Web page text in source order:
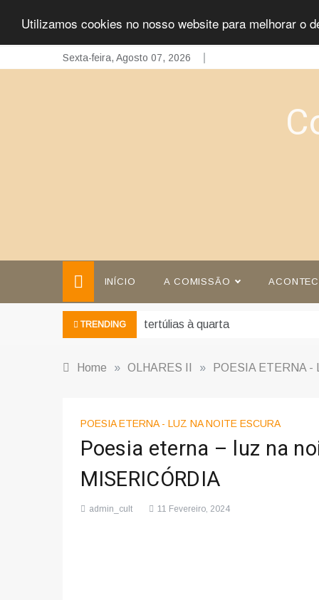
Utilizamos cookies no nosso website para melhorar o
to
Sexta-feira, Agosto 07, 2026
INÍCIO A COMISSÃO
TRENDING tertúlias à quarta
Home » OLHARES II » POESIA ETERNA -
POESIA ETERNA - LUZ NA NOITE ESCURA
Poesia eterna – luz na
MISERICÓRDIA
admin_cult 11 Fevereiro, 2024